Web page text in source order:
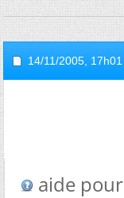
14/11/2005, 17h01
aide